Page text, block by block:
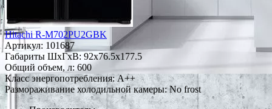
Hitachi R-M702PU2GBK
Артикул: 101687
Габариты ШxГxВ: 92x76.5x177.5
Общий объем, л: 600
Класс энергопотребления: A++
Размораживание холодильной камеры: No frost